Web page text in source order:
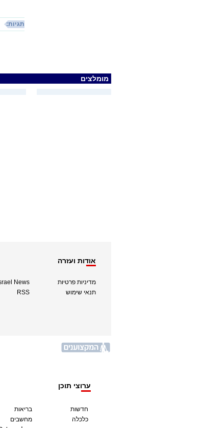
תגיות:
מומלצים
אודות ועזרה
מדיניות פרטיות
תנאי שימוש
News
RSS
ערוצי תוכן
חדשות
כלכלה
בריאות
מחשבים